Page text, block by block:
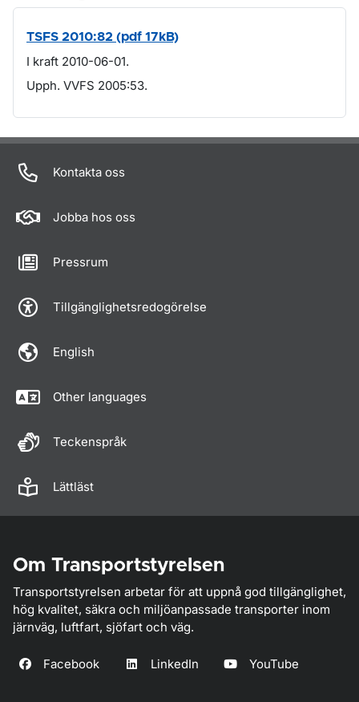
TSFS 2010:82 (pdf 17kB)
I kraft 2010-06-01.
Upph. VVFS 2005:53.
Om sidan
Kontakta oss
Jobba hos oss
Pressrum
Tillgänglighetsredogörelse
English
Other languages
Teckenspråk
Lättläst
Om Transportstyrelsen
Transportstyrelsen arbetar för att uppnå god tillgänglighet,
hög kvalitet, säkra och miljöanpassade transporter inom
järnväg, luftfart, sjöfart och väg.
Facebook LinkedIn YouTube